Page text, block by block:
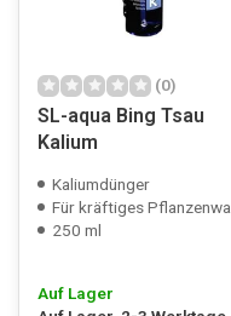
(0)
SL-aqua Bing Tsau
Kalium
Kaliumdünger
Für kräftiges Pflanzenwachstum
250 ml
Auf Lager